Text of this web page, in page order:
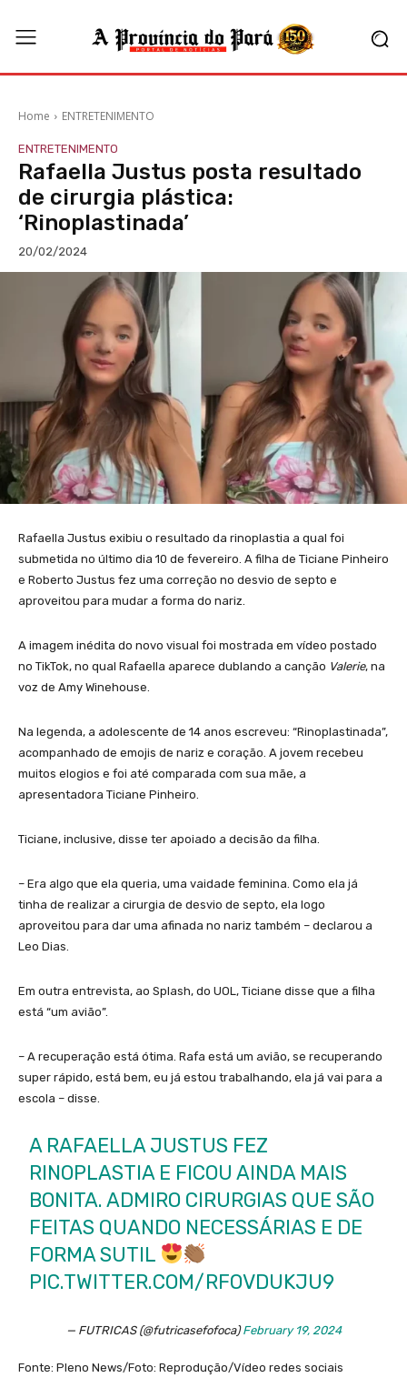
Home ENTRETENIMENTO
ENTRETENIMENTO
Rafaella Justus posta resultado
de cirurgia plástica:
‘Rinoplastinada’
20/02/2024
Rafaella Justus exibiu o resultado da rinoplastia a qual foi
submetida no último dia 10 de fevereiro. A filha de Ticiane Pinheiro
e Roberto Justus fez uma correção no desvio de septo e
aproveitou para mudar a forma do nariz.
A imagem inédita do novo visual foi mostrada em vídeo postado
no TikTok, no qual Rafaella aparece dublando a canção Valerie, na
voz de Amy Winehouse.
Na legenda, a adolescente de 14 anos escreveu: “Rinoplastinada”,
acompanhado de emojis de nariz e coração. A jovem recebeu
muitos elogios e foi até comparada com sua mãe, a
apresentadora Ticiane Pinheiro.
Ticiane, inclusive, disse ter apoiado a decisão da filha.
– Era algo que ela queria, uma vaidade feminina. Como ela já
tinha de realizar a cirurgia de desvio de septo, ela logo
aproveitou para dar uma afinada no nariz também – declarou a
Leo Dias.
Em outra entrevista, ao Splash, do UOL, Ticiane disse que a filha
está “um avião”.
– A recuperação está ótima. Rafa está um avião, se recuperando
super rápido, está bem, eu já estou trabalhando, ela já vai para a
escola – disse.
A RAFAELLA JUSTUS FEZ
RINOPLASTIA E FICOU AINDA MAIS
BONITA. ADMIRO CIRURGIAS QUE SÃO
FEITAS QUANDO NECESSÁRIAS E DE
FORMA SUTIL
PIC.TWITTER.COM/RFOVDUKJU9
— FUTRICAS (@futricasefofoca)February 19, 2024
Fonte: Pleno News/Foto: Reprodução/Vídeo redes sociais